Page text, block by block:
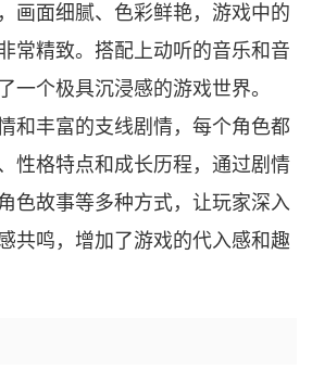
画面细腻、色彩鲜艳，游戏中的
常精致。搭配上动听的音乐和音
一个极具沉浸感的游戏世界。
和丰富的支线剧情，每个角色都
性格特点和成长历程，通过剧情
色故事等多种方式，让玩家深入
共鸣，增加了游戏的代入感和趣